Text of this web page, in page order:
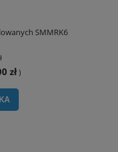
SMMRK6
zł)